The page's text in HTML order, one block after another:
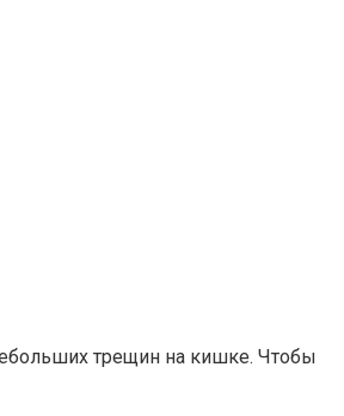
трещин на кишке. Чтобы